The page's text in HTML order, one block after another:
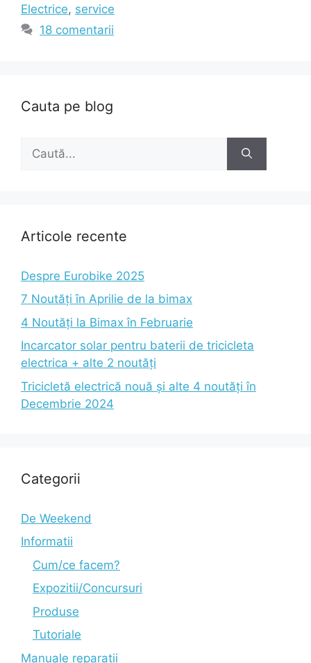
Electrice, service
18 comentarii
Cauta pe blog
după:
Articole recente
Despre Eurobike 2025
7 Noutăți în Aprilie de la bimax
4 Noutăți la Bimax în Februarie
Incarcator solar pentru baterii de tricicleta
electrica + alte 2 noutăți
Tricicletă electrică nouă și alte 4 noutăți în
Decembrie 2024
Categorii
De Weekend
Informatii
Cum/ce facem?
Expozitii/Concursuri
Produse
Tutoriale
Manuale reparatii